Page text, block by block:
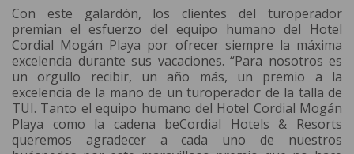
Con este galardón, los clientes del turoperador
premian el esfuerzo del equipo humano del Hotel
Cordial Mogán Playa por ofrecer siempre la máxima
excelencia durante sus vacaciones. “Para nosotros es
un orgullo recibir, un año más, un premio a la
excelencia de la mano de un turoperador de la talla de
TUI. Tanto el equipo humano del Hotel Cordial Mogán
Playa como la cadena beCordial Hotels & Resorts
queremos agradecer a cada uno de nuestros